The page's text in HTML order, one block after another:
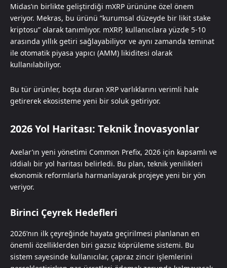
Midas’ın birlikte geliştirdiği mXRP ürününe özel önem
veriyor. Mekras, bu ürünü “kurumsal düzeyde bir likit stake
kriptosu” olarak tanımlıyor. mXRP, kullanıcılara yüzde 5-10
arasında yıllık getiri sağlayabiliyor ve aynı zamanda teminat
ile otomatik piyasa yapıcı (AMM) likiditesi olarak
kullanılabiliyor.
Bu tür ürünler, boşta duran XRP varlıklarını verimli hale
getirerek ekosisteme yeni bir soluk getiriyor.
2026 Yol Haritası: Teknik İnovasyonlar
Axelar’ın yeni yönetimi Common Prefix, 2026 için kapsamlı ve
iddialı bir yol haritası belirledi. Bu plan, teknik yenilikleri
ekonomik reformlarla harmanlayarak projeye yeni bir yön
veriyor.
Birinci Çeyrek Hedefleri
2026’nın ilk çeyreğinde hayata geçirilmesi planlanan en
önemli özelliklerden biri gazsız köprüleme sistemi. Bu
sistem sayesinde kullanıcılar, çapraz zincir işlemlerini